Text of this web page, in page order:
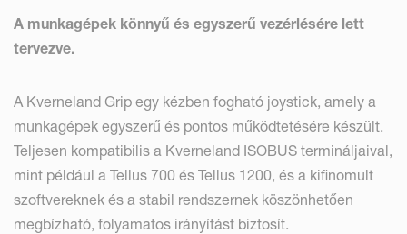
A munkagépek könnyű és egyszerű vezérlésére lett
tervezve.
A Kverneland Grip egy kézben fogható joystick, amely a
munkagépek egyszerű és pontos működtetésére készült.
Teljesen kompatibilis a Kverneland ISOBUS termináljaival,
mint például a Tellus 700 és Tellus 1200, és a kifinomult
szoftvereknek és a stabil rendszernek köszönhetően
megbízható, folyamatos irányítást biztosít.